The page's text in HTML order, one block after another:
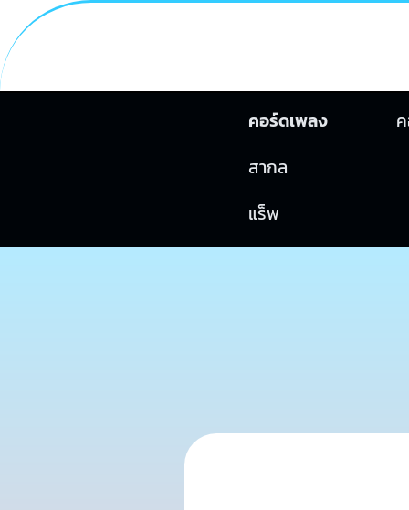
คอร์ดเพลง
สากล
แร็พ